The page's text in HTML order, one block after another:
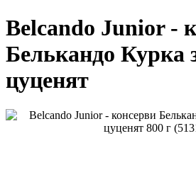
Belcando Junior -
Белькандо Курка
цуценят